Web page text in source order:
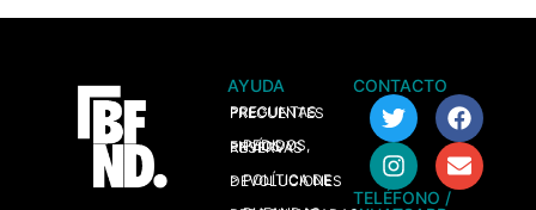
AYUDA
> PREGUNTAS FRECUENTES
> PEDIDOS, ENVÍOS Y RESERVAS
> POLÍTICA DE DEVOLUCIONES
CONTACTO
TELÉFONO /